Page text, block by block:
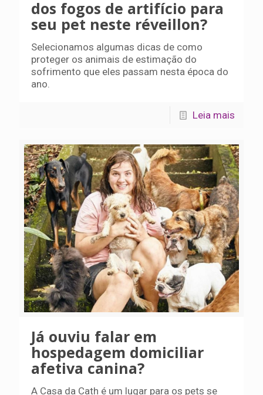
dos fogos de artifício para
seu pet neste réveillon?
Selecionamos algumas dicas de como
proteger os animais de estimação do
sofrimento que eles passam nesta época do
ano.
Leia mais
Já ouviu falar em
hospedagem domiciliar
afetiva canina?
A Casa da Cath é um lugar para os pets se